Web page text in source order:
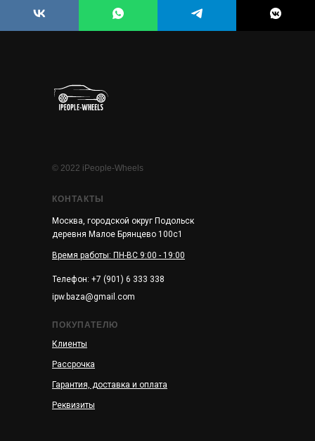
КОНТАКТЫ
Москва, городской округ Подольск
деревня Малое Брянцево 100с1
ipw.baza@gmail.com
Гарантия, доставка и оплата
Рассрочка
Клиенты
Реквизиты
ПОКУПАТЕЛЮ
© 2022 iPeople-Wheels
Телефон: +7 (901) 6 333 338
Время работы: ПН-ВС 9:00 - 19:00